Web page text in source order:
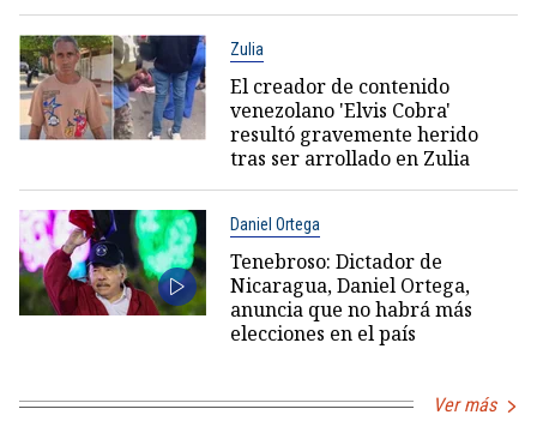
Zulia
El creador de contenido
venezolano 'Elvis Cobra'
resultó gravemente herido
tras ser arrollado en Zulia
Daniel Ortega
Tenebroso: Dictador de
Nicaragua, Daniel Ortega,
anuncia que no habrá más
elecciones en el país
Ver más